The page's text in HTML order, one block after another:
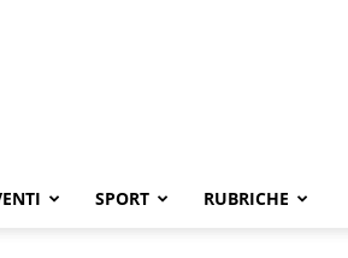
SPORT RUBRICHE